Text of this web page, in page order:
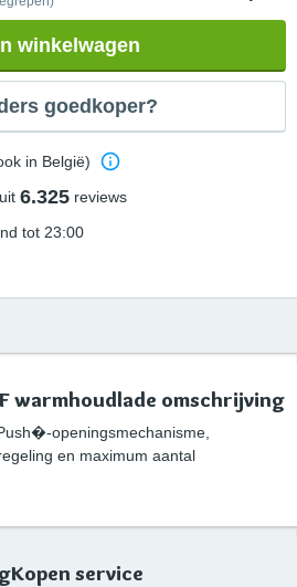
winkelwagen
goedkoper?
in België)
uit 6.325 reviews
tot 23:00
warmhoudlade omschrijving
openingsmechanisme,
en maximum aantal
service